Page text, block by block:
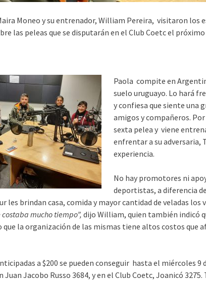
Moneo y su entrenador, William Pereira, visitaron los
las peleas que se disputarán en el Club Coetc el próximo
Paola compite en
suelo uruguayo. Lo hará
y confiesa que siente una
amigos y compañeros.
sexta pelea y viene
enfrentar a su adversaria,
experiencia.
No hay promotores ni
deportistas, a diferencia
les brindan casa, comida y mayor cantidad de veladas los
mucho tiempo”, dijo William, quien también indicó
que la organización de las mismas tiene altos costos que
a $200 se pueden conseguir hasta el miércoles 9
Juan Jacobo Russo 3684, y en el Club Coetc, Joanicó